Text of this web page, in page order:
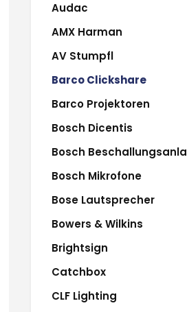
Audac
AMX Harman
AV Stumpfl
Barco Clickshare
Barco Projektoren
Bosch Dicentis
Bosch
Bosch Mikrofone
Bose Lautsprecher
Bowers & Wilkins
Brightsign
Catchbox
CLF Lighting